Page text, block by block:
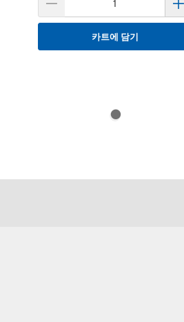
카트에 담기